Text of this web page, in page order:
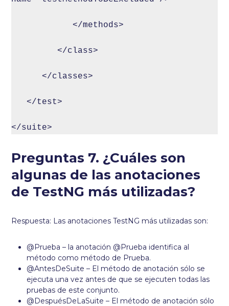
</methods>
</class>
</classes>
</test>
</suite>
Preguntas 7. ¿Cuáles son
algunas de las anotaciones
de TestNG más utilizadas?
Respuesta: Las anotaciones TestNG más utilizadas son:
@Prueba – la anotación @Prueba identifica al
método como método de Prueba.
@AntesDeSuite – El método de anotación sólo se
ejecuta una vez antes de que se ejecuten todas las
pruebas de este conjunto.
@DespuésDeLaSuite – El método de anotación sólo